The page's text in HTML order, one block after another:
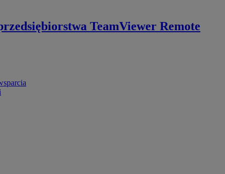
TeamViewer Remote